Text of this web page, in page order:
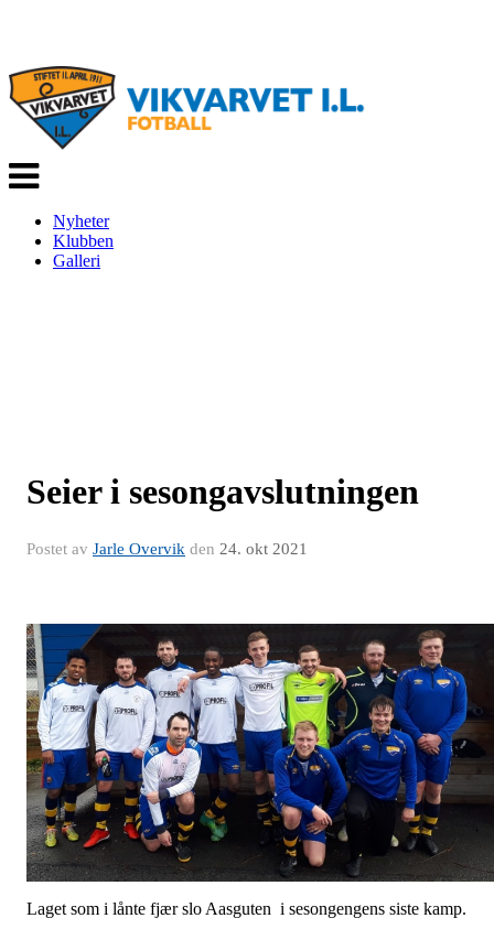
Veksle
navigasjon
Nyheter
Klubben
Galleri
Seier i sesongavslutningen
Postet av Jarle Overvik den 24. okt 2021
Laget som i lånte fjær slo Aasguten i sesongengens siste kamp.